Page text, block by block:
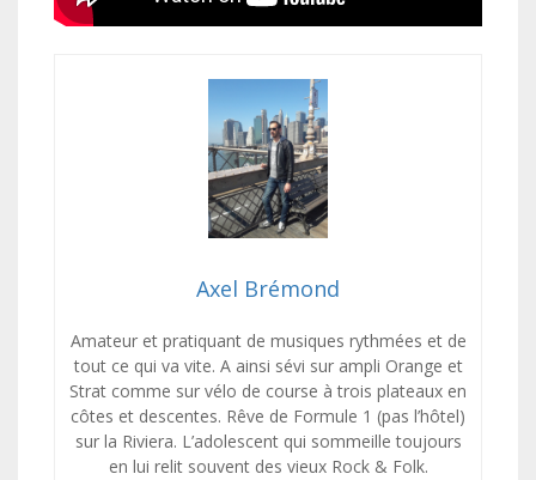
Axel Brémond
Amateur et pratiquant de musiques rythmées et de
tout ce qui va vite. A ainsi sévi sur ampli Orange et
Strat comme sur vélo de course à trois plateaux en
côtes et descentes. Rêve de Formule 1 (pas l’hôtel)
sur la Riviera. L’adolescent qui sommeille toujours
en lui relit souvent des vieux Rock & Folk.